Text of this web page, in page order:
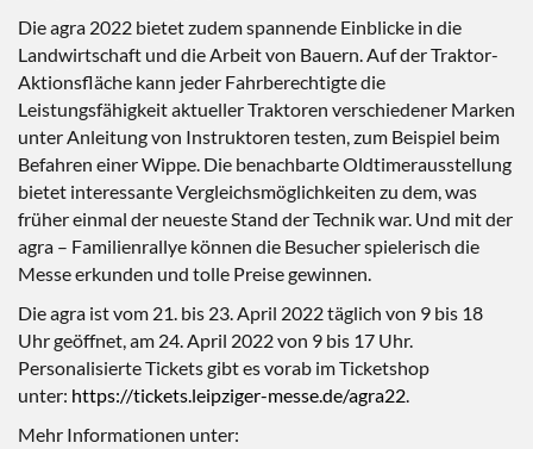
Die agra 2022 bietet zudem spannende Einblicke in die
Landwirtschaft und die Arbeit von Bauern. Auf der Traktor-
Aktionsfläche kann jeder Fahrberechtigte die
Leistungsfähigkeit aktueller Traktoren verschiedener Marken
unter Anleitung von Instruktoren testen, zum Beispiel beim
Befahren einer Wippe. Die benachbarte Oldtimerausstellung
bietet interessante Vergleichsmöglichkeiten zu dem, was
früher einmal der neueste Stand der Technik war. Und mit der
agra – Familienrallye können die Besucher spielerisch die
Messe erkunden und tolle Preise gewinnen.
Die agra ist vom 21. bis 23. April 2022 täglich von 9 bis 18
Uhr geöffnet, am 24. April 2022 von 9 bis 17 Uhr.
Personalisierte Tickets gibt es vorab im Ticketshop
unter: https://tickets.leipziger-messe.de/agra22.
Mehr Informationen unter: